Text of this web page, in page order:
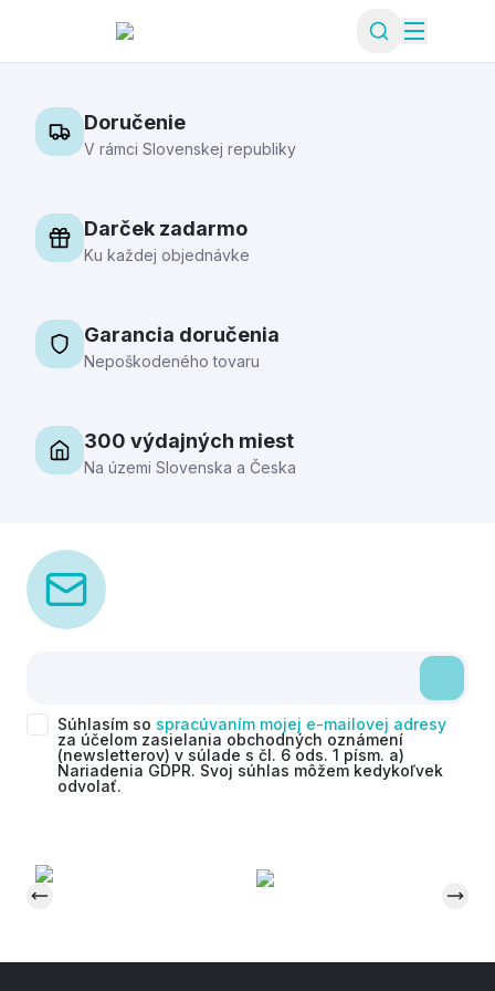
Doručenie
V rámci Slovenskej republiky
Darček zadarmo
Ku každej objednávke
Garancia doručenia
Nepoškodeného tovaru
300 výdajných miest
Na územi Slovenska a Česka
Súhlasím so spracúvaním mojej e-mailovej adresy
za účelom zasielania obchodných oznámení
(newsletterov) v súlade s čl. 6 ods. 1 písm. a)
Nariadenia GDPR. Svoj súhlas môžem kedykoľvek
odvolať.